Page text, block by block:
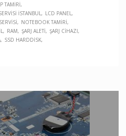
TAMIRI
İSTANBUL
LCD PANEL
NOTEBOOK TAMIRI
RAM ŞARJ ALETI
ŞARJ CIHAZI
SSD HARDDISK